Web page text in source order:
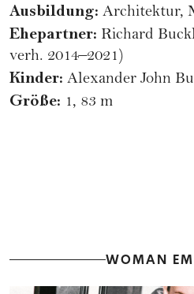
Ausbildung: Architektur,
Ehepartner: Richard
verh. 2014–2021)
Kinder: Alexander John
Größe: 1, 83 m
WOMAN